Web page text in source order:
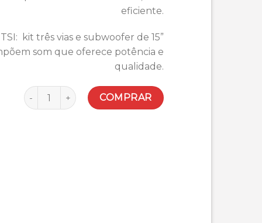
eficiente.
kit três vias e subwoofer de 15”
som que oferece potência e
qualidade.
Quantidade COMPRAR